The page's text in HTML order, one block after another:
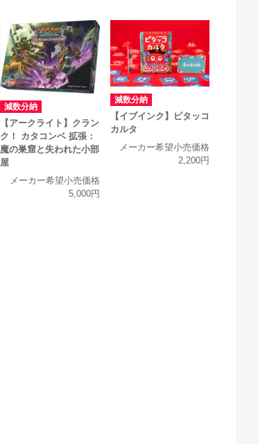
減数分納
【アークライト】クラン
ク！ カタコンベ 拡張：
魔の巣窟と失われた小部
屋
メーカー希望小売価格
5,000円
減数分納
【イブインク】ピタッコ
カルタ
メーカー希望小売価格
2,200円